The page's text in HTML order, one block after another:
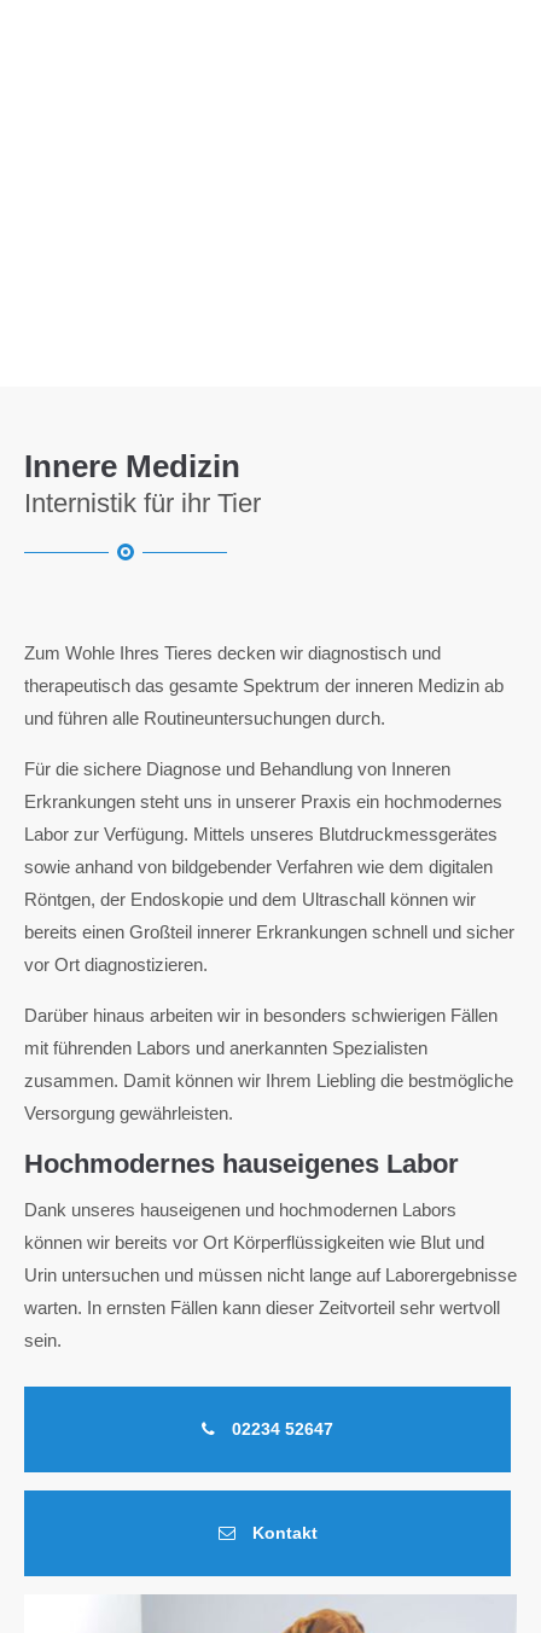
Innere Medizin
Internistik für ihr Tier
Zum Wohle Ihres Tieres decken wir diagnostisch und
therapeutisch das gesamte Spektrum der inneren Medizin ab
und führen alle Routineuntersuchungen durch.
Für die sichere Diagnose und Behandlung von Inneren
Erkrankungen steht uns in unserer Praxis ein hochmodernes
Labor zur Verfügung. Mittels unseres Blutdruckmessgerätes
sowie anhand von bildgebender Verfahren wie dem digitalen
Röntgen, der Endoskopie und dem Ultraschall können wir
bereits einen Großteil innerer Erkrankungen schnell und sicher
vor Ort diagnostizieren.
Darüber hinaus arbeiten wir in besonders schwierigen Fällen
mit führenden Labors und anerkannten Spezialisten
zusammen. Damit können wir Ihrem Liebling die bestmögliche
Versorgung gewährleisten.
Hochmodernes hauseigenes Labor
Dank unseres hauseigenen und hochmodernen Labors
können wir bereits vor Ort Körperflüssigkeiten wie Blut und
Urin untersuchen und müssen nicht lange auf Laborergebnisse
warten. In ernsten Fällen kann dieser Zeitvorteil sehr wertvoll
sein.
02234 52647
Kontakt